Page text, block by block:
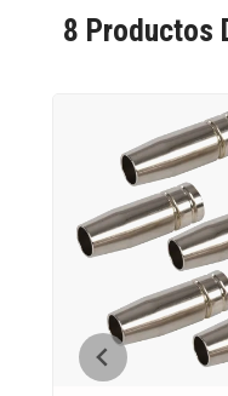
8 Productos